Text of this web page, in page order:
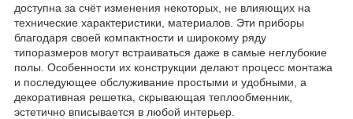
доступна за счёт изменения некоторых, не влияющих на
технические характеристики, материалов. Эти приборы
благодаря своей компактности и широкому ряду
типоразмеров могут встраиваться даже в самые неглубокие
полы. Особенности их конструкции делают процесс монтажа
и последующее обслуживание простыми и удобными, а
декоративная решетка, скрывающая теплообменник,
эстетично вписывается в любой интерьер.